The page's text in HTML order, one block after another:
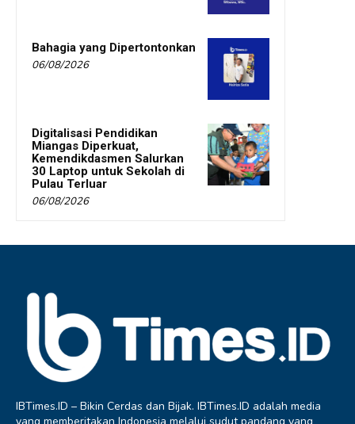
Bahagia yang Dipertontonkan
06/08/2026
Digitalisasi Pendidikan
Miangas Diperkuat,
Kemendikdasmen Salurkan
30 Laptop untuk Sekolah di
Pulau Terluar
06/08/2026
IBTimes.ID – Bikin Cerdas dan Bijak. IBTimes.ID adalah media